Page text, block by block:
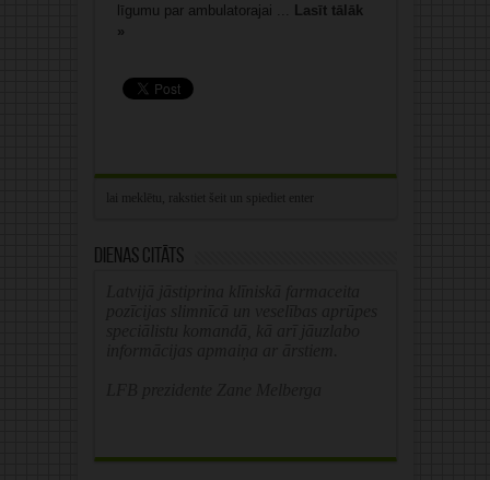
līgumu par ambulatorajai ... Lasīt tālāk
»
Dienas citāts